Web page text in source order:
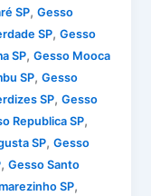
SP,Gesso
SP,Gesso
SP,Gesso Mooca
SP,Gesso
SP,Gesso
Republica SP,
SP,Gesso
,Gesso Santo
SP,